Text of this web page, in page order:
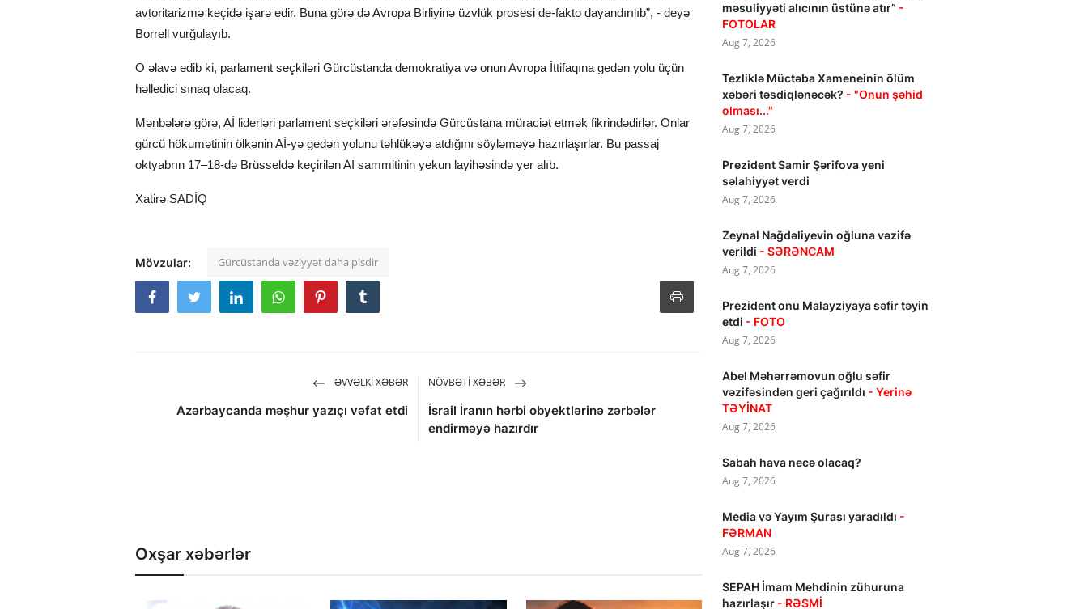
avtoritarizmə keçidə işarə edir. Buna görə də Avropa Birliyinə üzvlük prosesi de-fakto dayandırılıb”, - deyə
Borrell vurğulayıb.
O əlavə edib ki, parlament seçkiləri Gürcüstanda demokratiya və onun Avropa İttifaqına gedən yolu üçün
həlledici sınaq olacaq.
Mənbələrə görə, Aİ liderləri parlament seçkiləri ərəfəsində Gürcüstana müraciət etmək fikrindədirlər. Onlar
gürcü hökumətinin ölkənin Aİ-yə gedən yolunu təhlükəyə atdığını söyləməyə hazırlaşırlar. Bu passaj
oktyabrın 17–18-də Brüsseldə keçirilən Aİ sammitinin yekun layihəsində yer alıb.
Xatirə SADİQ
Mövzular: Gürcüstanda vəziyyət daha pisdir
ƏVVƏLKI XƏBƏR
Azərbaycanda məşhur yazıçı vəfat etdi
NÖVBƏTI XƏBƏR
İsrail İranın hərbi obyektlərinə zərbələr
endirməyə hazırdır
Oxşar xəbərlər
məsuliyyəti alıcının üstünə atır” -
FOTOLAR
Aug 7, 2026
Tezliklə Müctəba Xameneinin ölüm
xəbəri təsdiqlənəcək? - "Onun şəhid
olması..."
Aug 7, 2026
Prezident Samir Şərifova yeni
səlahiyyət verdi
Aug 7, 2026
Zeynal Nağdəliyevin oğluna vəzifə
verildi - SƏRƏNCAM
Aug 7, 2026
Prezident onu Malayziyaya səfir təyin
etdi - FOTO
Aug 7, 2026
Abel Məhərrəmovun oğlu səfir
vəzifəsindən geri çağırıldı - Yerinə
TƏYİNAT
Aug 7, 2026
Sabah hava necə olacaq?
Aug 7, 2026
Media və Yayım Şurası yaradıldı -
FƏRMAN
Aug 7, 2026
SEPAH İmam Mehdinin zühuruna
hazırlaşır - RƏSMİ